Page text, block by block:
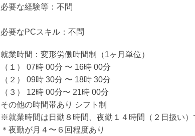
必要な経験等：不問
必要なPCスキル：不問
就業時間：変形労働時間制（1ヶ月単位）
（１） 07時 00分 〜 16時 00分
（２） 09時 30分 〜 18時 30分
（３） 12時 00分〜 21時 00分
その他の時間帯あり シフト制
※就業時間は日勤８時間、夜勤１４時間（２日扱い）
＊夜勤が月４〜６回程度あり